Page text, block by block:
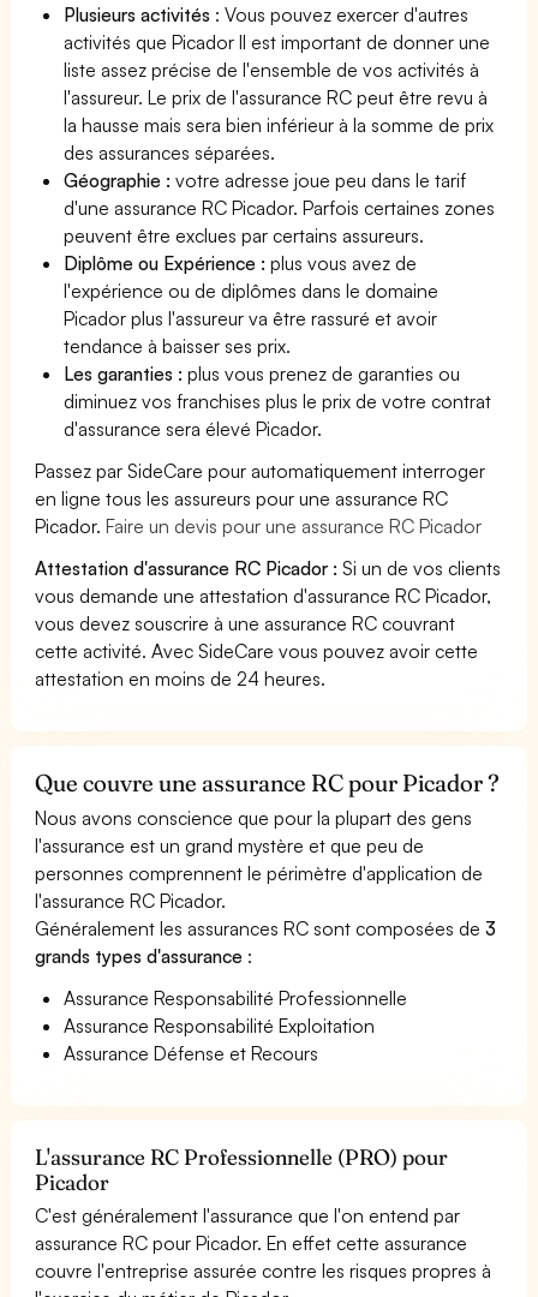
Plusieurs activités : Vous pouvez exercer d'autres
activités que Picador Il est important de donner une
liste assez précise de l'ensemble de vos activités à
l'assureur. Le prix de l'assurance RC peut être revu à
la hausse mais sera bien inférieur à la somme de prix
des assurances séparées.
Géographie :votre adresse joue peu dans le tarif
d'une assurance RC Picador. Parfois certaines zones
peuvent être exclues par certains assureurs.
Diplôme ou Expérience :plus vous avez de
l'expérience ou de diplômes dans le domaine
Picador plus l'assureur va être rassuré et avoir
tendance à baisser ses prix.
Les garanties :plus vous prenez de garanties ou
diminuez vos franchises plus le prix de votre contrat
d'assurance sera élevé Picador.
Passez par SideCare pour automatiquement interroger
en ligne tous les assureurs pour une assurance RC
Picador.Faire un devis pour une assurance RC Picador
Attestation d'assurance RC Picador : Si un de vos clients
vous demande une attestation d'assurance RC Picador,
vous devez souscrire à une assurance RC couvrant
cette activité. Avec SideCare vous pouvez avoir cette
attestation en moins de 24 heures.
Que couvre une assurance RC pour Picador ?
Nous avons conscience que pour la plupart des gens
l'assurance est un grand mystère et que peu de
personnes comprennent le périmètre d'application de
l'assurance RC Picador.
Généralement les assurances RC sont composées de3
grands types d'assurance :
Assurance Responsabilité Professionnelle
Assurance Responsabilité Exploitation
Assurance Défense et Recours
L'assurance RC Professionnelle (PRO) pour
Picador
C'est généralement l'assurance que l'on entend par
assurance RC pour Picador. En effet cette assurance
couvre l'entreprise assurée contre les risques propres à